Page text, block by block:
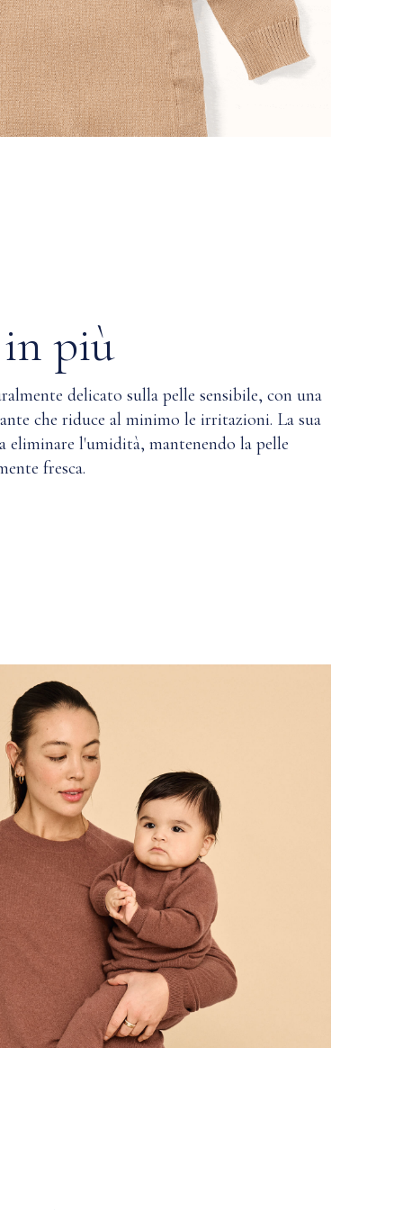
più
delicato sulla pelle sensibile, con una
che riduce al minimo le irritazioni. La sua
eliminare l'umidità, mantenendo la pelle
fresca.